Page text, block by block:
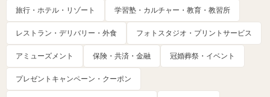
旅行・ホテル・リゾート 学習塾・カルチャー・教育・教習所
レストラン・デリバリー・外食 フォトスタジオ・プリントサービス
アミューズメント 保険・共済・金融 冠婚葬祭・イベント
プレゼントキャンペーン・クーポン